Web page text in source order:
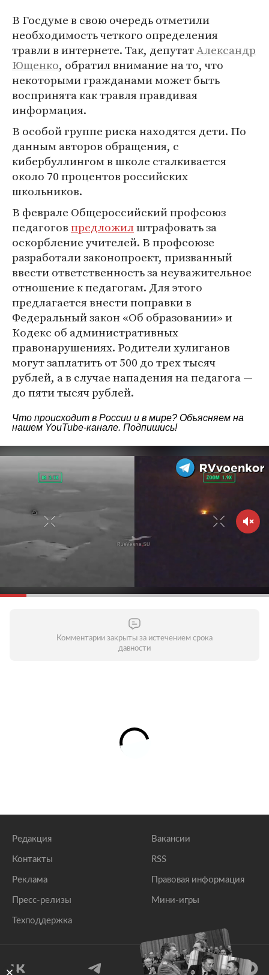
В Госдуме в свою очередь отметили
необходимость четкого определения
травли в интернете. Так, депутатАлександр
Ющенко, обратил внимание на то, что
некоторыми гражданами может быть
воспринята как травля правдивая
информация.
В особой группе риска находятся дети. По
данным авторов обращения, с
кибербуллингом в школе сталкивается
около 70 процентов российских
школьников.
В феврале Общероссийский профсоюз
педагоговпредложилштрафовать за
оскорбление учителей. В профсоюзе
разработали законопроект, призванный
ввести ответственность за неуважительное
отношение к педагогам. Для этого
предлагается внести поправки в
Федеральный закон «Об образовании» и
Кодекс об административных
правонарушениях. Родители хулиганов
могут заплатить от 500 до трех тысяч
рублей, а в случае нападения на педагога —
до пяти тысяч рублей.
Что происходит в России и в мире? Объясняем на
нашем YouTube-канале. Подпишись!
Комментарии закрыты за истечением срока
давности
Редакция
Контакты
Реклама
Пресс-релизы
Техподдержка
Вакансии
RSS
Правовая информация
Мини-игры